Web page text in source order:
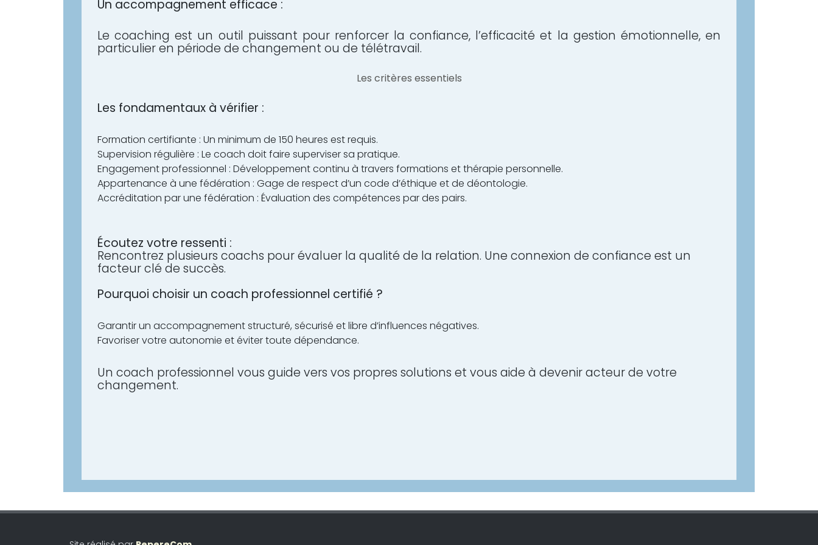
Un accompagnement efficace :
Le coaching est un outil puissant pour renforcer la confiance, l’efficacité et la gestion émotionnelle, en
particulier en période de changement ou de télétravail.
Les critères essentiels
Les fondamentaux à vérifier :
Formation certifiante : Un minimum de 150 heures est requis.
Supervision régulière : Le coach doit faire superviser sa pratique.
Engagement professionnel : Développement continu à travers formations et thérapie personnelle.
Appartenance à une fédération : Gage de respect d’un code d’éthique et de déontologie.
Accréditation par une fédération : Évaluation des compétences par des pairs.
Écoutez votre ressenti :
Rencontrez plusieurs coachs pour évaluer la qualité de la relation. Une connexion de confiance est un
facteur clé de succès.
Pourquoi choisir un coach professionnel certifié ?
Garantir un accompagnement structuré, sécurisé et libre d’influences négatives.
Favoriser votre autonomie et éviter toute dépendance.
Un coach professionnel vous guide vers vos propres solutions et vous aide à devenir acteur de votre
changement.